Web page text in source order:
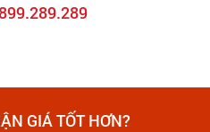
GIÁ TỐT HƠN?